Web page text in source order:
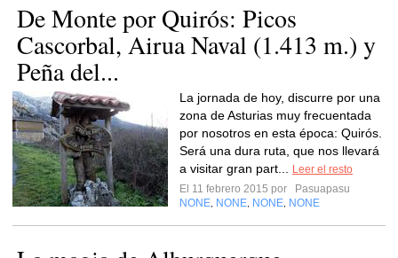
De Monte por Quirós: Picos
Cascorbal, Airua Naval (1.413 m.) y
Peña del...
La jornada de hoy, discurre por una
zona de Asturias muy frecuentada
por nosotros en esta época: Quirós.
Será una dura ruta, que nos llevará
a visitar gran part...
Leer el resto
El 11 febrero 2015 por
Pasuapasu
NONE NONE NONE NONE